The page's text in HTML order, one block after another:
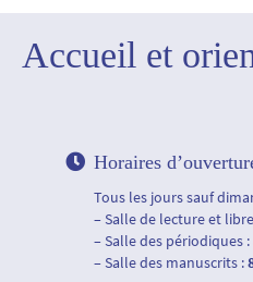
Accueil et
Horaires
Tous les jours sauf
– Salle de lecture et
– Salle des périodiques :
– Salle des manuscrits :